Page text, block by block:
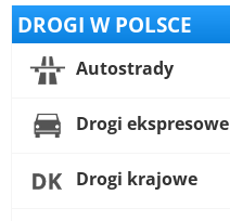
DROGI W POLSCE
Autostrady
Drogi ekspresowe
Drogi krajowe